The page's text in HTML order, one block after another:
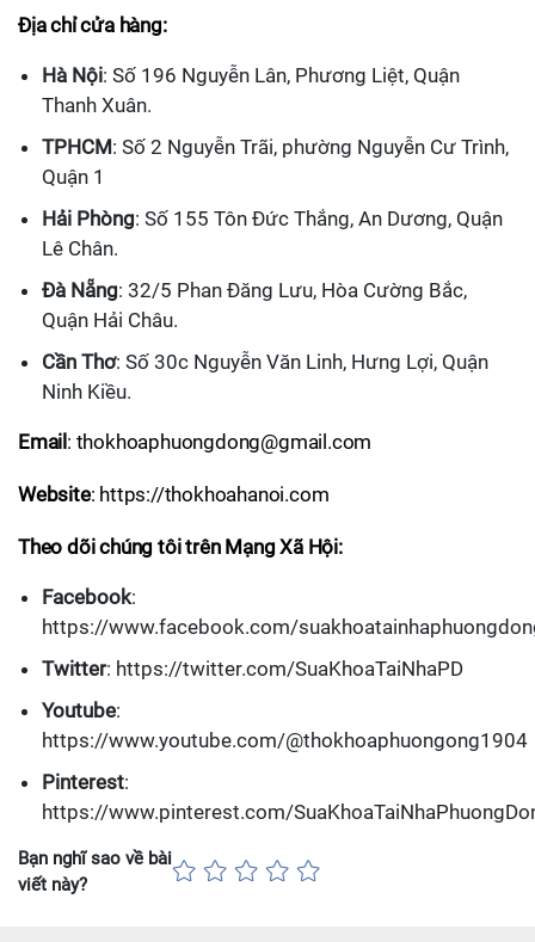
Địa chỉ cửa hàng:
Hà Nội: Số 196 Nguyễn Lân, Phương Liệt, Quận
Thanh Xuân.
TPHCM: Số 2 Nguyễn Trãi, phường Nguyễn Cư Trình,
Quận 1
Hải Phòng: Số 155 Tôn Đức Thắng, An Dương, Quận
Lê Chân.
Đà Nẵng: 32/5 Phan Đăng Lưu, Hòa Cường Bắc,
Quận Hải Châu.
Cần Thơ: Số 30c Nguyễn Văn Linh, Hưng Lợi, Quận
Ninh Kiều.
Email: thokhoaphuongdong@gmail.com
Website: https://thokhoahanoi.com
Theo dõi chúng tôi trên Mạng Xã Hội:
Facebook:
https://www.facebook.com/
Twitter: https://twitter.com/SuaKhoaTaiNhaPD
Youtube:
https://www.youtube.com/@thokhoaphuongong1904
Pinterest:
https://www.pinterest.com/
Bạn nghĩ sao về bài
viết này?